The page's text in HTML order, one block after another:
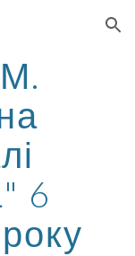
Skip to navigation
6